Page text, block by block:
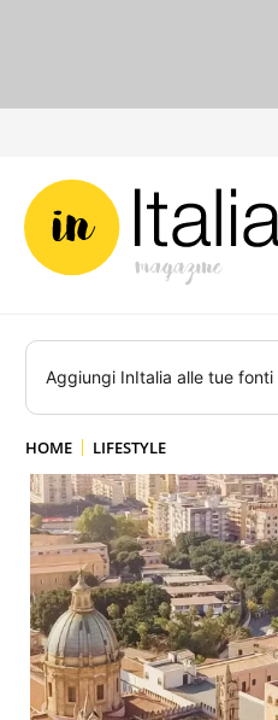
Aggiungi InItalia alle tue
HOME LIFESTYLE